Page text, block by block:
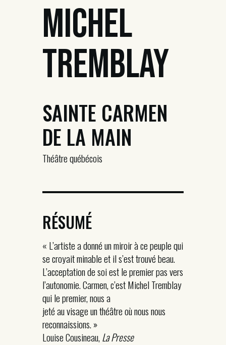
Michel
Tremblay
SAINTE CARMEN
DE LA MAIN
Théâtre québécois
RÉSUMÉ
« L’artiste a donné un miroir à ce peuple qui
se croyait minable et il s’est trouvé beau.
L’acceptation de soi est le premier pas vers
l’autonomie. Carmen, c’est Michel Tremblay
qui le premier, nous a
jeté au visage un théâtre où nous nous
reconnaissions. »
Louise Cousineau,La Presse